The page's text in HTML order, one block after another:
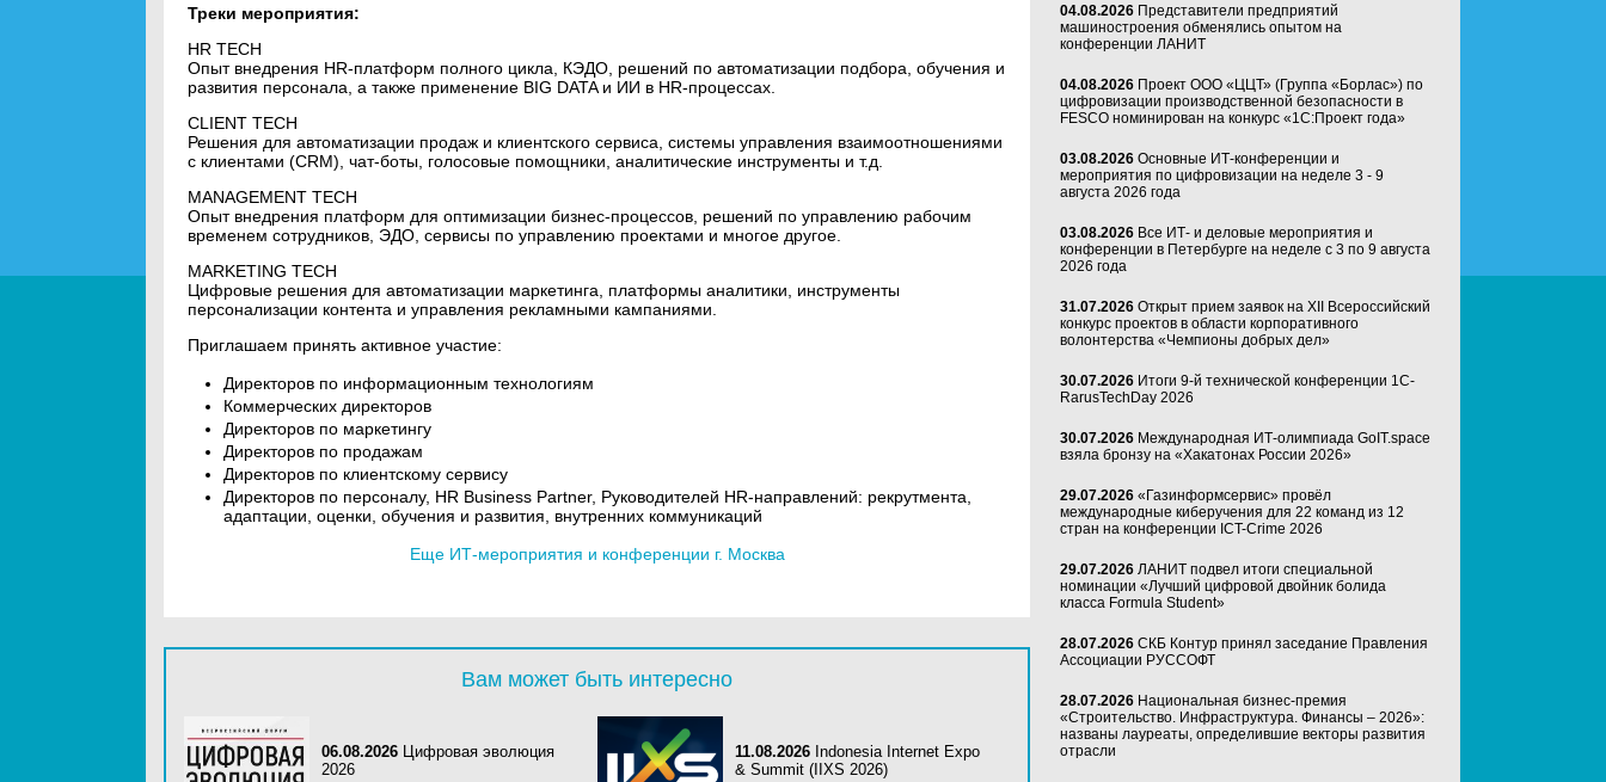
Треки мероприятия:
HR TECH
Опыт внедрения HR-платформ полного цикла, КЭДО, решений по автоматизации подбора, обучения и
развития персонала, а также применение BIG DATA и ИИ в HR-процессах.
CLIENT TECH
Решения для автоматизации продаж и клиентского сервиса, системы управления взаимоотношениями
с клиентами (CRM), чат-боты, голосовые помощники, аналитические инструменты и т.д.
MANAGEMENT TECH
Опыт внедрения платформ для оптимизации бизнес-процессов, решений по управлению рабочим
временем сотрудников, ЭДО, сервисы по управлению проектами и многое другое.
MARKETING TECH
Цифровые решения для автоматизации маркетинга, платформы аналитики, инструменты
персонализации контента и управления рекламными кампаниями.
Приглашаем принять активное участие:
Директоров по информационным технологиям
Коммерческих директоров
Директоров по маркетингу
Директоров по продажам
Директоров по клиентскому сервису
Директоров по персоналу, HR Business Partner, Руководителей HR-направлений: рекрутмента,
адаптации, оценки, обучения и развития, внутренних коммуникаций
Еще ИТ-мероприятия и конференции г. Москва
Вам может быть интересно
06.08.2026 Цифровая эволюция
2026
11.08.2026 Indonesia Internet Expo
& Summit (IIXS 2026)
04.08.2026 Представители предприятий
машиностроения обменялись опытом на
конференции ЛАНИТ
04.08.2026 Проект ООО «ЦЦТ» (Группа «Борлас») по
цифровизации производственной безопасности в
FESCO номинирован на конкурс «1С:Проект года»
03.08.2026 Основные ИТ-конференции и
мероприятия по цифровизации на неделе 3 - 9
августа 2026 года
03.08.2026 Все ИТ- и деловые мероприятия и
конференции в Петербурге на неделе с 3 по 9 августа
2026 года
31.07.2026 Открыт прием заявок на XII Всероссийский
конкурс проектов в области корпоративного
волонтерства «Чемпионы добрых дел»
30.07.2026 Итоги 9-й технической конференции 1C-
RarusTechDay 2026
30.07.2026 Международная ИТ-олимпиада GoIT.space
взяла бронзу на «Хакатонах России 2026»
29.07.2026 «Газинформсервис» провёл
международные киберучения для 22 команд из 12
стран на конференции ICT-Crime 2026
29.07.2026 ЛАНИТ подвел итоги специальной
номинации «Лучший цифровой двойник болида
класса Formula Student»
28.07.2026 СКБ Контур принял заседание Правления
Ассоциации РУССОФТ
28.07.2026 Национальная бизнес-премия
«Строительство. Инфраструктура. Финансы – 2026»:
названы лауреаты, определившие векторы развития
отрасли